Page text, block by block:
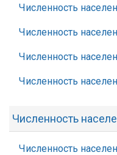
Численность
Численность
Численность
Численность
Численность
Численность